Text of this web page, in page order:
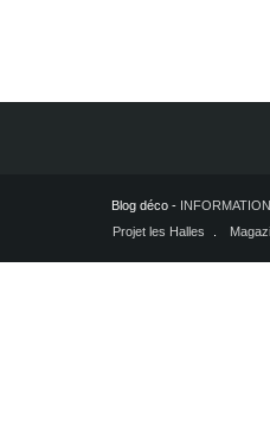
Blog déco -
Projet les Halles